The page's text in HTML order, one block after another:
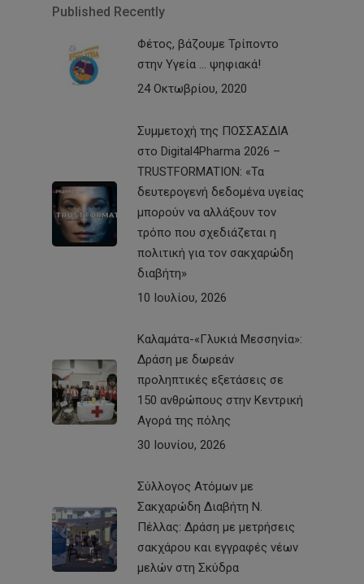
Published Recently
Φέτος, βάζουμε Τρίποντο
στην Υγεία … ψηφιακά!
24 Οκτωβρίου, 2020
Συμμετοχή της ΠΟΣΣΑΣΔΙΑ
στο Digital4Pharma 2026 –
TRUSTFORMATION: «Τα
δευτερογενή δεδομένα υγείας
μπορούν να αλλάξουν τον
τρόπο που σχεδιάζεται η
πολιτική για τον σακχαρώδη
διαβήτη»
10 Ιουλίου, 2026
Καλαμάτα-«Γλυκιά Μεσσηνία»:
Δράση με δωρεάν
προληπτικές εξετάσεις σε
150 ανθρώπους στην Κεντρική
Αγορά της πόλης
30 Ιουνίου, 2026
Σύλλογος Ατόμων με
Σακχαρώδη Διαβήτη Ν.
Πέλλας: Δράση με μετρήσεις
σακχάρου και εγγραφές νέων
μελών στη Σκύδρα